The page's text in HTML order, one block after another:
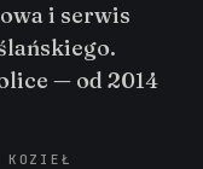
i serwis
— od 2014
KOZIEŁ